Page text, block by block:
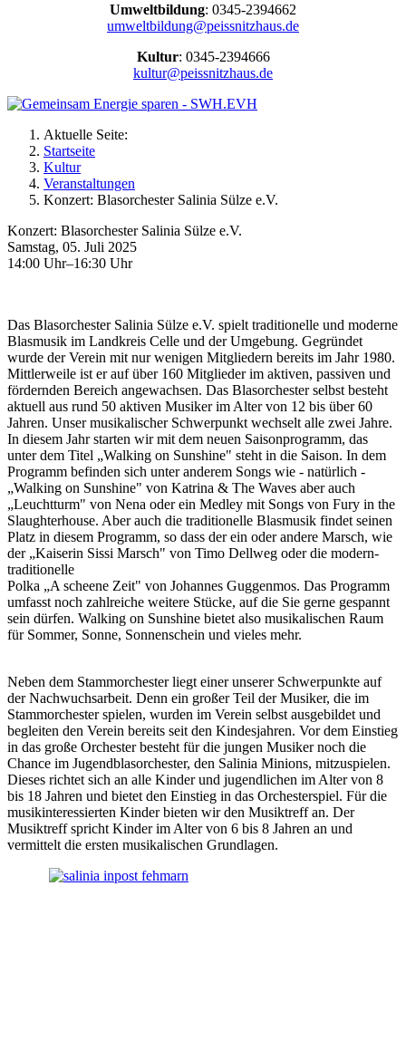
Umweltbildung: 0345-2394662
umweltbildung@peissnitzhaus.de
Kultur: 0345-2394666
kultur@peissnitzhaus.de
Aktuelle Seite:
Startseite
Kultur
Veranstaltungen
Konzert: Blasorchester Salinia Sülze e.V.
Konzert: Blasorchester Salinia Sülze e.V.
Samstag, 05. Juli 2025
14:00 Uhr–16:30 Uhr
Das Blasorchester Salinia Sülze e.V. spielt traditionelle und moderne
Blasmusik im Landkreis Celle und der Umgebung. Gegründet
wurde der Verein mit nur wenigen Mitgliedern bereits im Jahr 1980.
Mittlerweile ist er auf über 160 Mitglieder im aktiven, passiven und
fördernden Bereich angewachsen. Das Blasorchester selbst besteht
aktuell aus rund 50 aktiven Musiker im Alter von 12 bis über 60
Jahren. Unser musikalischer Schwerpunkt wechselt alle zwei Jahre.
In diesem Jahr starten wir mit dem neuen Saisonprogramm, das
unter dem Titel „Walking on Sunshine" steht in die Saison. In dem
Programm befinden sich unter anderem Songs wie - natürlich -
„Walking on Sunshine" von Katrina & The Waves aber auch
„Leuchtturm" von Nena oder ein Medley mit Songs von Fury in the
Slaughterhouse. Aber auch die traditionelle Blasmusik findet seinen
Platz in diesem Programm, so dass der ein oder andere Marsch, wie
der „Kaiserin Sissi Marsch" von Timo Dellweg oder die modern-
traditionelle
Polka „A scheene Zeit" von Johannes Guggenmos. Das Programm
umfasst noch zahlreiche weitere Stücke, auf die Sie gerne gespannt
sein dürfen. Walking on Sunshine bietet also musikalischen Raum
für Sommer, Sonne, Sonnenschein und vieles mehr.
Neben dem Stammorchester liegt einer unserer Schwerpunkte auf
der Nachwuchsarbeit. Denn ein großer Teil der Musiker, die im
Stammorchester spielen, wurden im Verein selbst ausgebildet und
begleiten den Verein bereits seit den Kindesjahren. Vor dem Einstieg
in das große Orchester besteht für die jungen Musiker noch die
Chance im Jugendblasorchester, den Salinia Minions, mitzuspielen.
Dieses richtet sich an alle Kinder und jugendlichen im Alter von 8
bis 18 Jahren und bietet den Einstieg in das Orchesterspiel. Für die
musikinteressierten Kinder bieten wir den Musiktreff an. Der
Musiktreff spricht Kinder im Alter von 6 bis 8 Jahren an und
vermittelt die ersten musikalischen Grundlagen.